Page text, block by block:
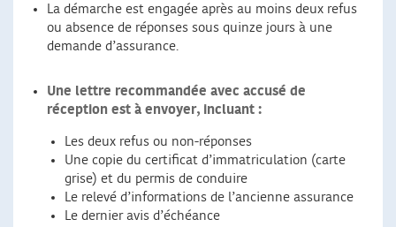
La démarche est engagée après au moins deux refus
ou absence de réponses sous quinze jours à une
demande d’assurance.
Une lettre recommandée avec accusé de
réception est à envoyer, incluant :
Les deux refus ou non-réponses
Une copie du certificat d’immatriculation (carte
grise) et du permis de conduire
Le relevé d’informations de l’ancienne assurance
Le dernier avis d’échéance